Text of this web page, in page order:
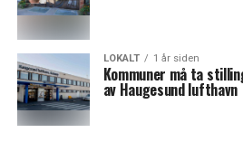
LOKALT 1 år siden
Kommuner må ta
av Haugesund lufthavn